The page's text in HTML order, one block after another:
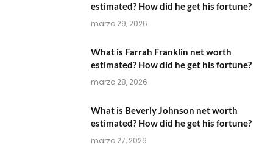
estimated? How did he get his fortune?
marzo 29, 2026
What is Farrah Franklin net worth
estimated? How did he get his fortune?
marzo 28, 2026
What is Beverly Johnson net worth
estimated? How did he get his fortune?
marzo 27, 2026